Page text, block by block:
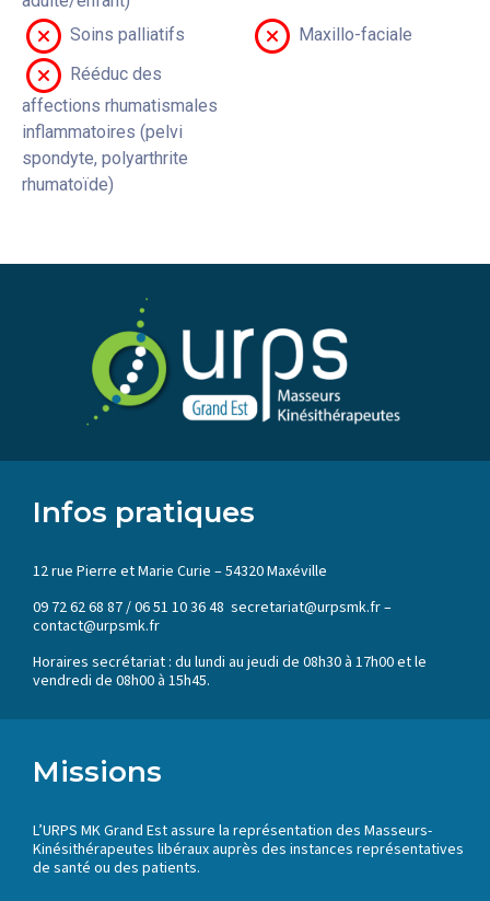
Soins palliatifs
Maxillo-faciale
Rééduc des
affections rhumatismales
inflammatoires (pelvi
spondyte, polyarthrite
rhumatoïde)
Infos pratiques
12 rue Pierre et Marie Curie – 54320 Maxéville
09 72 62 68 87 / 06 51 10 36 48 secretariat@urpsmk.fr –
contact@urpsmk.fr
Horaires secrétariat : du lundi au jeudi de 08h30 à 17h00 et le
vendredi de 08h00 à 15h45.
Missions
L’URPS MK Grand Est assure la représentation des Masseurs-
Kinésithérapeutes libéraux auprès des instances représentatives
de santé ou des patients.